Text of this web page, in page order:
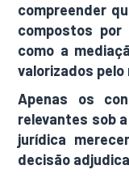
compreender
compostos por
como a
valorizados pelo
Apenas os
relevantes sob
jurídica
decisão